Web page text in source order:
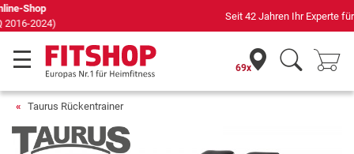
Seit 42 Jahren Ihr Experte für Heimfitness
69x
Taurus Rückentrainer